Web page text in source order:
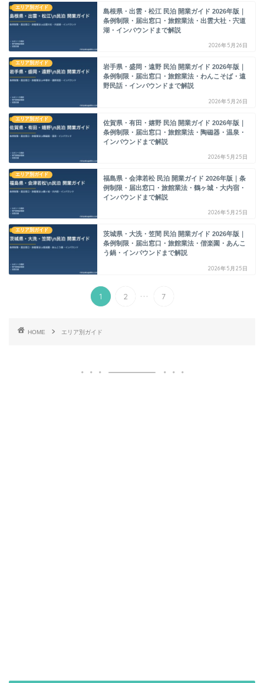
エリア別ガイド
島根県・出雲・松江 民泊 開業ガイド 2026年版｜
条例制限・届出窓口・旅館業法・出雲大社・宍道
湖・インバウンドまで解説
2026年5月26日
エリア別ガイド
岩手県・盛岡・遠野 民泊 開業ガイド 2026年版｜
条例制限・届出窓口・旅館業法・わんこそば・遠
野民話・インバウンドまで解説
2026年5月26日
エリア別ガイド
佐賀県・有田・嬉野 民泊 開業ガイド 2026年版｜
条例制限・届出窓口・旅館業法・陶磁器・温泉・
インバウンドまで解説
2026年5月25日
エリア別ガイド
福島県・会津若松 民泊 開業ガイド 2026年版｜条
例制限・届出窓口・旅館業法・鶴ヶ城・大内宿・
インバウンドまで解説
2026年5月25日
エリア別ガイド
茨城県・大洗・笠間 民泊 開業ガイド 2026年版｜
条例制限・届出窓口・旅館業法・偕楽園・あんこ
う鍋・インバウンドまで解説
2026年5月25日
1 2 ... 7
HOME エリア別ガイド